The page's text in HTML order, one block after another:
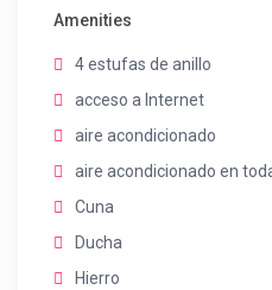
Amenities
4 estufas de anillo
acceso a Internet
aire acondicionado
aire acondicionado en
Cuna
Ducha
Hierro